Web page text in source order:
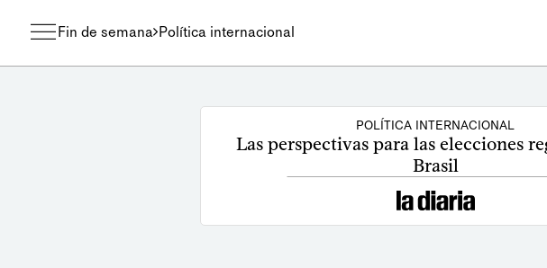
Fin de semana Política internacional
POLÍTICA INTERNACIONAL
Las perspectivas para las elecciones
Brasil